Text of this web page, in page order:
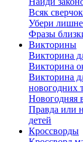
Всяк
Убери
Фразы
Викторины
Викторина
Викторина
Викторина
новогодних
Новогодняя
Правда или
детей
Кроссворды